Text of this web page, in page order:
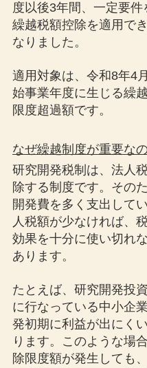
度以後3年間、一定要件
繰越税額控除を適用で
なりました。
適用対象は、令和8年4
始事業年度に生じる繰
限度超過額です。
なぜ繰越制度が重要な
研究開発税制は、法人
除する制度です。その
開発費を多く支出して
人税額が少なければ、
効果を十分に使い切れ
あります。
たとえば、研究開発投
に行なっている中小企
発初期に利益が出にく
ります。このような場
除限度額が発生しても